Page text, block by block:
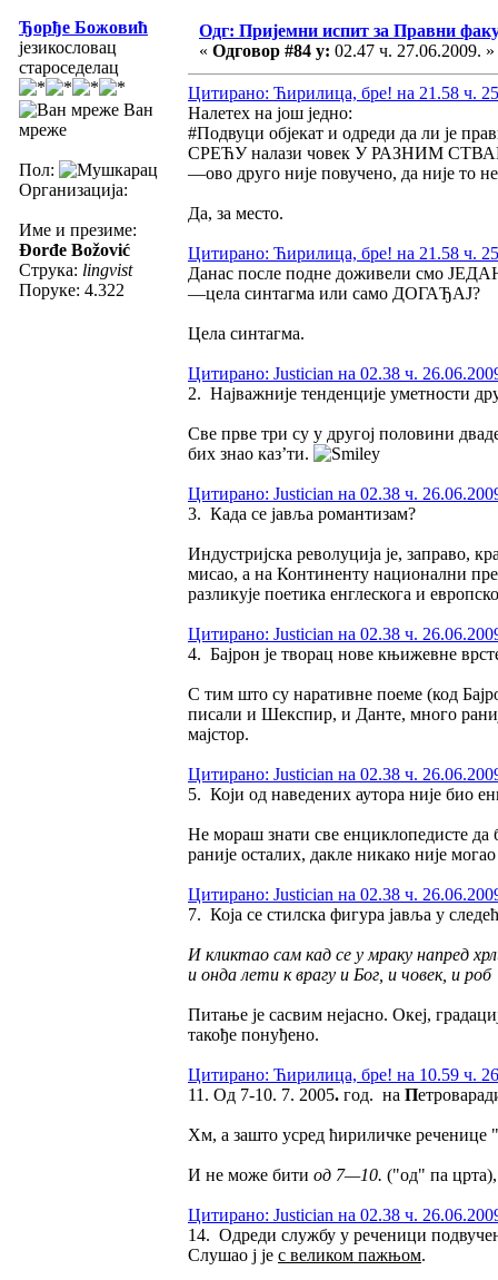
Ђорђе Божовић
језикословац
староседелац
Ван
мреже
Пол:
Организација:
Име и презиме:
Đorđe Božović
Струка: lingvist
Поруке: 4.322
Одг: Пријемни испит за Правни
« Одговор #84 у: 02.47 ч. 27.06.2009. »
Цитирано: Ћирилица, бре! на 21.58 ч.
Налетех на још једно:
#Подвуци објекат и одреди да ли је
СРЕЋУ налази човек У РАЗНИМ
—ово друго није повучено, да није то
Да, за место.
Цитирано: Ћирилица, бре! на 21.58 ч.
Данас после подне доживели смо
—цела синтагма или само ДОГАЂАЈ?
Цела синтагма.
Цитирано: Justician на 02.38 ч.
2. Најважније тенденције уметности
Све прве три су у другој половини
бих знао каз’ти.
Цитирано: Justician на 02.38 ч.
3. Када се јавља романтизам?
Индустријска револуција је, заправо,
мисао, а на Континенту национални
разликује поетика енглескога и
Цитирано: Justician на 02.38 ч.
4. Бајрон је творац нове књижевне
С тим што су наративне поеме (код
писали и Шекспир, и Данте, много
мајстор.
Цитирано: Justician на 02.38 ч.
5. Који од наведених аутора није био
Не мораш знати све енциклопедисте да
раније осталих, дакле никако није
Цитирано: Justician на 02.38 ч.
7. Која се стилска фигура јавља у
И кликтао сам кад се у мраку напред
и онда лети к врагу и Бог, и човек, и роб
Питање је сасвим нејасно. Океј,
такође понуђено.
Цитирано: Ћирилица, бре! на 10.59 ч.
11. Од 7-10. 7. 2005. год. на П
Хм, а зашто усред ћириличке
И не може бити од 7—10. ("од" па
Цитирано: Justician на 02.38 ч.
14. Одреди службу у реченици
Слушао ј је с великом пажњом.